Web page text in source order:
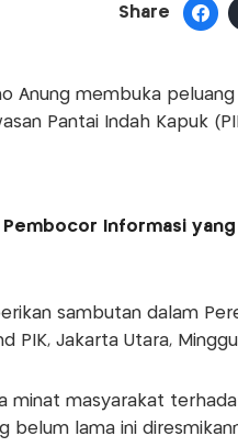
Share
Anung membuka
Pantai Indah Kapuk
Pembocor Informasi
sambutan dalam
PIK, Jakarta Utara,
minat masyarakat
belum lama ini